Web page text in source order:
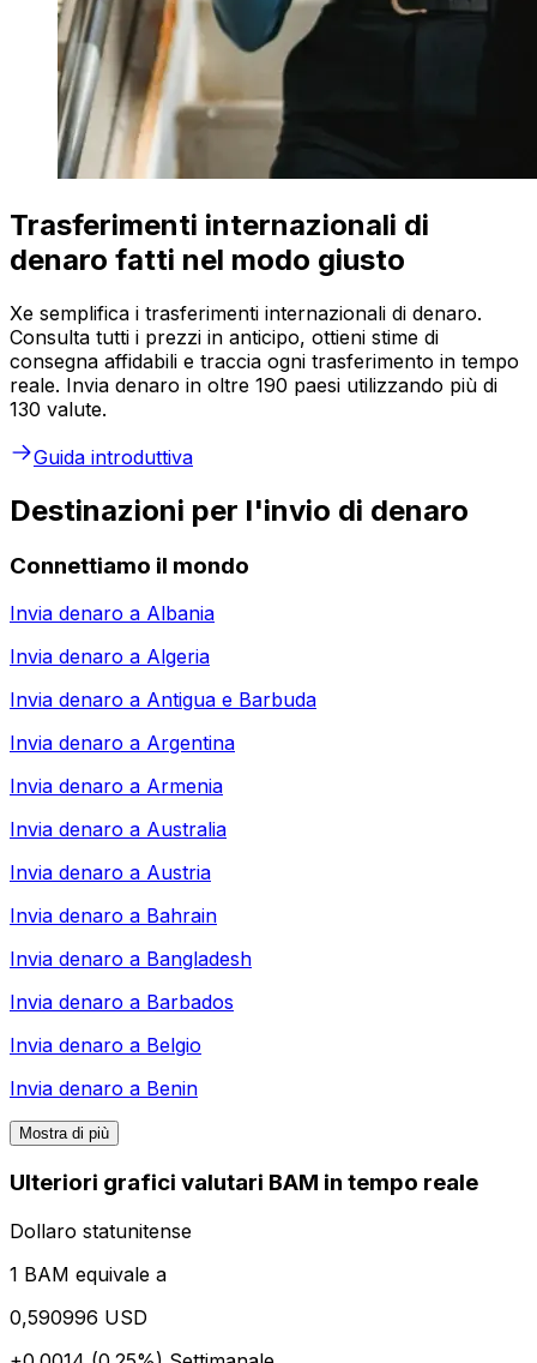
Trasferimenti internazionali di
denaro fatti nel modo giusto
Xe semplifica i trasferimenti internazionali di denaro.
Consulta tutti i prezzi in anticipo, ottieni stime di
consegna affidabili e traccia ogni trasferimento in tempo
reale. Invia denaro in oltre 190 paesi utilizzando più di
130 valute.
Guida introduttiva
Destinazioni per l'invio di denaro
Connettiamo il mondo
Invia denaro a Albania
Invia denaro a Algeria
Invia denaro a Antigua e Barbuda
Invia denaro a Argentina
Invia denaro a Armenia
Invia denaro a Australia
Invia denaro a Austria
Invia denaro a Bahrain
Invia denaro a Bangladesh
Invia denaro a Barbados
Invia denaro a Belgio
Invia denaro a Benin
Mostra di più
Ulteriori grafici valutari BAM in tempo reale
Dollaro statunitense
1 BAM equivale a
0,590996 USD